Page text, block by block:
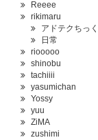
Reeee
rikimaru
アドテクちっく
日常
riooooo
shinobu
tachiiii
yasumichan
Yossy
yuu
ZiMA
zushimi